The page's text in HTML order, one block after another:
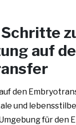
auf
den
und
für den